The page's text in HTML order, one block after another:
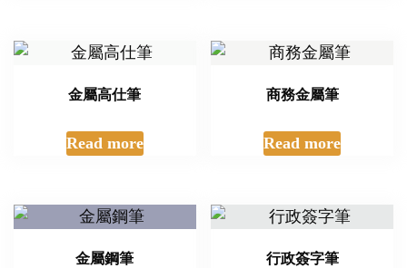
金屬高仕筆
Read more
商務金屬筆
Read more
金屬鋼筆 行政簽字筆